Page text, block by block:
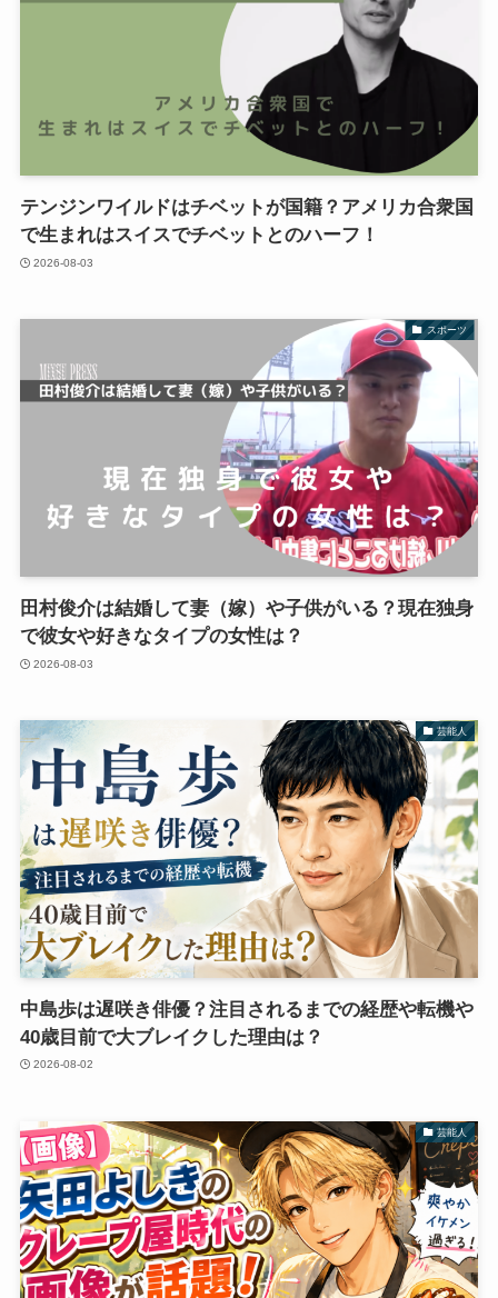
テンジンワイルドはチベットが国籍？アメリカ合衆国
で生まれはスイスでチベットとのハーフ！
2026-08-03
スポーツ
田村俊介は結婚して妻（嫁）や子供がいる？現在独身
で彼女や好きなタイプの女性は？
2026-08-03
芸能人
中島歩は遅咲き俳優？注目されるまでの経歴や転機や
40歳目前で大ブレイクした理由は？
2026-08-02
芸能人